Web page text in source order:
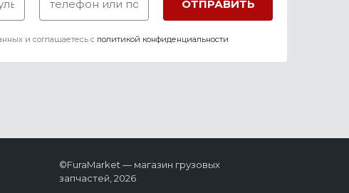
и соглашаетесь c политикой конфиденциальности
©FuraMarket — магазин грузовых
запчастей, 2026